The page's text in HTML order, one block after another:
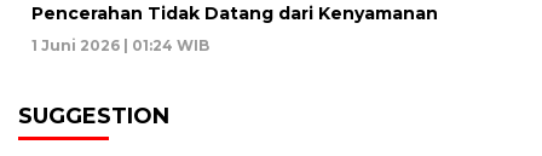
Pencerahan Tidak Datang dari Kenyamanan
1 Juni 2026 | 01:24 WIB
SUGGESTION